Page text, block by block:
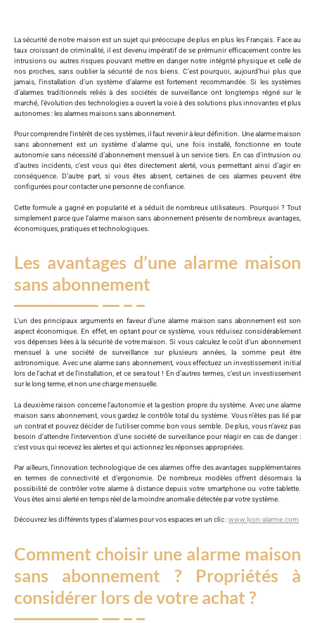
La sécurité de notre maison est un sujet qui préoccupe de plus en plus les Français. Face au
taux croissant de criminalité, il est devenu impératif de se prémunir efficacement contre les
intrusions ou autres risques pouvant mettre en danger notre intégrité physique et celle de
nos proches, sans oublier la sécurité de nos biens. C’est pourquoi, aujourd’hui plus que
jamais, l’installation d’un système d’alarme est fortement recommandée. Si les systèmes
d’alarmes traditionnels reliés à des sociétés de surveillance ont longtemps régné sur le
marché, l’évolution des technologies a ouvert la voie à des solutions plus innovantes et plus
autonomes : les alarmes maisons sans abonnement.
Pour comprendre l’intérêt de ces systèmes, il faut revenir à leur définition. Une alarme maison
sans abonnement est un système d’alarme qui, une fois installé, fonctionne en toute
autonomie sans nécessité d’abonnement mensuel à un service tiers. En cas d’intrusion ou
d’autres incidents, c’est vous qui êtes directement alerté, vous permettant ainsi d’agir en
conséquence. D’autre part, si vous êtes absent, certaines de ces alarmes peuvent être
configurées pour contacter une personne de confiance.
Cette formule a gagné en popularité et a séduit de nombreux utilisateurs. Pourquoi ? Tout
simplement parce que l’alarme maison sans abonnement présente de nombreux avantages,
économiques, pratiques et technologiques.
Les avantages d’une alarme maison
sans abonnement
L’un des principaux arguments en faveur d’une alarme maison sans abonnement est son
aspect économique. En effet, en optant pour ce système, vous réduisez considérablement
vos dépenses liées à la sécurité de votre maison. Si vous calculez le coût d’un abonnement
mensuel à une société de surveillance sur plusieurs années, la somme peut être
astronomique. Avec une alarme sans abonnement, vous effectuez un investissement initial
lors de l’achat et de l’installation, et ce sera tout ! En d’autres termes, c’est un investissement
sur le long terme, et non une charge mensuelle.
La deuxième raison concerne l’autonomie et la gestion propre du système. Avec une alarme
maison sans abonnement, vous gardez le contrôle total du système. Vous n’êtes pas lié par
un contrat et pouvez décider de l’utiliser comme bon vous semble. De plus, vous n’avez pas
besoin d’attendre l’intervention d’une société de surveillance pour réagir en cas de danger :
c’est vous qui recevez les alertes et qui actionnez les réponses appropriées.
Par ailleurs, l’innovation technologique de ces alarmes offre des avantages supplémentaires
en termes de connectivité et d’ergonomie. De nombreux modèles offrent désormais la
possibilité de contrôler votre alarme à distance depuis votre smartphone ou votre tablette.
Vous êtes ainsi alerté en temps réel de la moindre anomalie détectée par votre système.
Découvrez les différents types d’alarmes pour vos espaces en un clic :www.lyon-alarme.com
Comment choisir une alarme maison
sans abonnement ? Propriétés à
considérer lors de votre achat ?